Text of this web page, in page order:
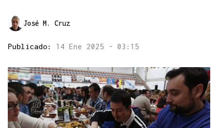
José M. Cruz
Publicado: 14 Ene 2025 - 03:15